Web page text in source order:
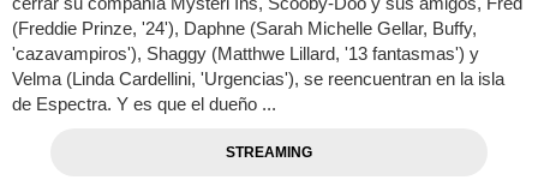
(Freddie Prinze, '24'), Daphne (Sarah Michelle Gellar, Buffy,
'cazavampiros'), Shaggy (Matthwe Lillard, '13 fantasmas') y
Velma (Linda Cardellini, 'Urgencias'), se reencuentran en la isla
de Espectra. Y es que el dueño ...
STREAMING